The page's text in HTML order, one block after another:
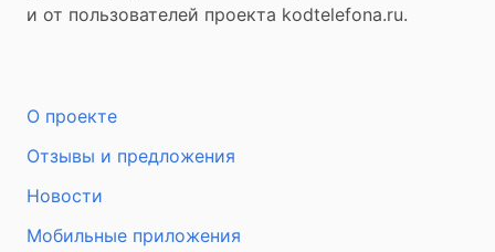
и от пользователей проекта kodtelefona.ru.
О проекте
Отзывы и предложения
Новости
Мобильные приложения